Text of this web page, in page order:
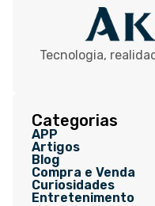
Tecnologia,
Categorias
APP
Artigos
Blog
Compra e Venda
Curiosidades
Entretenimento